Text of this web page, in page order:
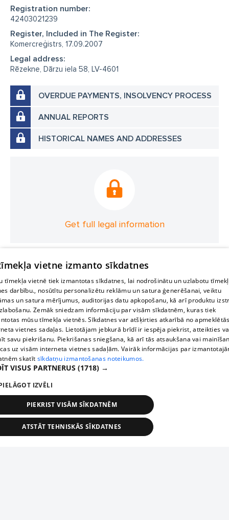
Registration number:
42403021239
Register, Included in The Register:
Komercreģistrs, 17.09.2007
Legal address:
Rēzekne, Dārzu iela 58, LV-4601
OVERDUE PAYMENTS, INSOLVENCY PROCESS
ANNUAL REPORTS
HISTORICAL NAMES AND ADDRESSES
Get full legal information
vietne izmanto sīkdatnes
tīmekļa vietnē tiek izmantotas sīkdatnes, lai nodrošinātu un uzlabotu
darbību., nosūtītu personalizētu reklāmu un satura ģenerēšanai, veiktu
un satura mērījumus, auditorijas datu apkopošanu, kā arī produktu
Zemāk sniedzam informāciju par visām sīkdatnēm, kuras tiek
mūsu tīmekļa vietnēs. Sīkdatnes var atšķirties atkarībā no
vietnes sadaļas. Lietotājam jebkurā brīdī ir iespēja piekrist, atteikties
savu piekrišanu. Piekrišanas sniegšana, kā arī tās atsaukšana vai
uz visām interneta vietnes sadaļām. Vairāk informācijas par
skatīt sīkdatņu izmantošanas noteikumos.
VISUS PARTNERUS (1718) →
IZVĒLI
PIEKRIST VISĀM SĪKDATNĒM
ATSTĀT TEHNISKĀS SĪKDATNES